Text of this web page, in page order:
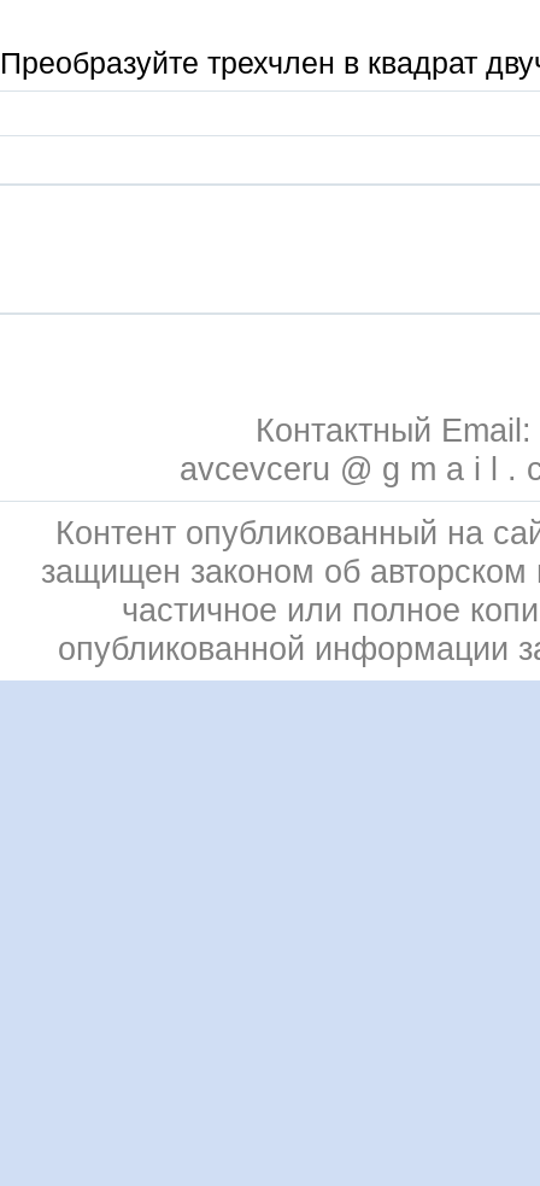
Преобразуйте трехчлен в квадрат
Контактный Email:
avcevceru @ g m a i l .
Контент опубликованный на
защищен законом об
частичное или полное
опубликованной информации